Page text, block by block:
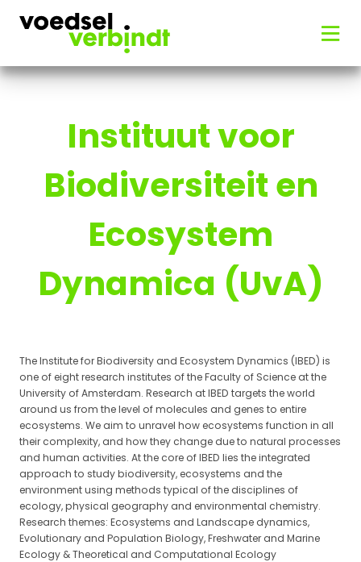
Instituut voor
Biodiversiteit en
Ecosystem
Dynamica (UvA)
The Institute for Biodiversity and Ecosystem Dynamics (IBED) is
one of eight research institutes of the Faculty of Science at the
University of Amsterdam. Research at IBED targets the world
around us from the level of molecules and genes to entire
ecosystems. We aim to unravel how ecosystems function in all
their complexity, and how they change due to natural processes
and human activities. At the core of IBED lies the integrated
approach to study biodiversity, ecosystems and the
environment using methods typical of the disciplines of
ecology, physical geography and environmental chemistry.
Research themes: Ecosystems and Landscape dynamics,
Evolutionary and Population Biology, Freshwater and Marine
Ecology & Theoretical and Computational Ecology